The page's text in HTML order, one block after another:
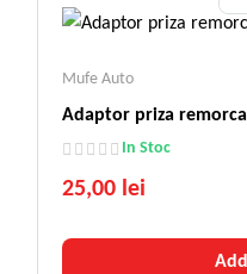
Mufe Auto
Adaptor priza
In Stoc
25,00 lei